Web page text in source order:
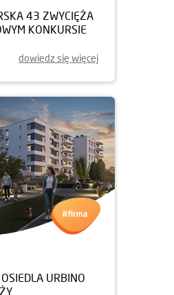
43 ZWYCIĘŻA
KONKURSIE
dowiedz się więcej
URBINO